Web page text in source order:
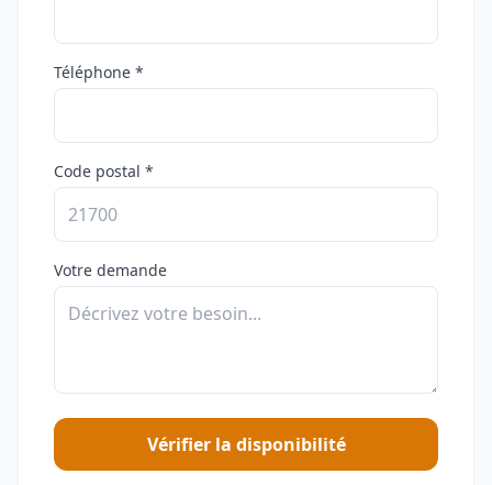
Téléphone *
Code postal *
Votre demande
Vérifier la disponibilité